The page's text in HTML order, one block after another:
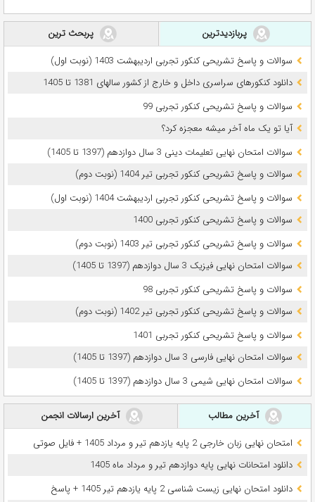
پربازدیدترین
پربحث ترین
سوالات و پاسخ تشریحی کنکور تجربی اردیبهشت 1403 (نوبت اول)
دانلود کنکورهای سراسری داخل و خارج از کشور سالهای 1381 تا 1405
سوالات و پاسخ تشریحی کنکور تجربی 99
آیا تو یک ماه آخر میشه معجزه کرد؟
سوالات امتحان نهایی تعلیمات دینی 3 سال دوازدهم (1397 تا 1405)
سوالات و پاسخ تشریحی کنکور تجربی تیر 1404 (نوبت دوم)
سوالات و پاسخ تشریحی کنکور تجربی اردیبهشت 1404 (نوبت اول)
سوالات و پاسخ تشریحی کنکور تجربی 1400
سوالات و پاسخ تشریحی کنکور تجربی تیر 1403 (نوبت دوم)
سوالات امتحان نهایی فیزیک 3 سال دوازدهم (1397 تا 1405)
سوالات و پاسخ تشریحی کنکور تجربی 98
سوالات و پاسخ تشریحی کنکور تجربی تیر 1402 (نوبت دوم)
سوالات و پاسخ تشریحی کنکور تجربی 1401
سوالات امتحان نهایی فارسی 3 سال دوازدهم (1397 تا 1405)
سوالات امتحان نهایی شیمی 3 سال دوازدهم (1397 تا 1405)
آخرین مطالب
آخرین ارسالات انجمن
امتحان نهایی زبان خارجی 2 پایه یازدهم تیر و مرداد 1405 + فایل صوتی
دانلود امتحانات نهایی پایه دوازدهم تیر و مرداد ماه 1405
دانلود امتحان نهایی زیست شناسی 2 پایه یازدهم تیر 1405 + پاسخ